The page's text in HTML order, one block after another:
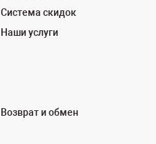
Система скидок
Наши услуги
Возврат и обмен